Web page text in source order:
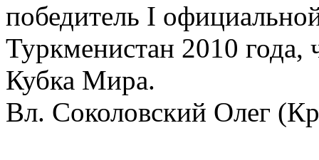
победитель I
Туркменистан 2010
Кубка Мира.
Вл. Соколовский Олег